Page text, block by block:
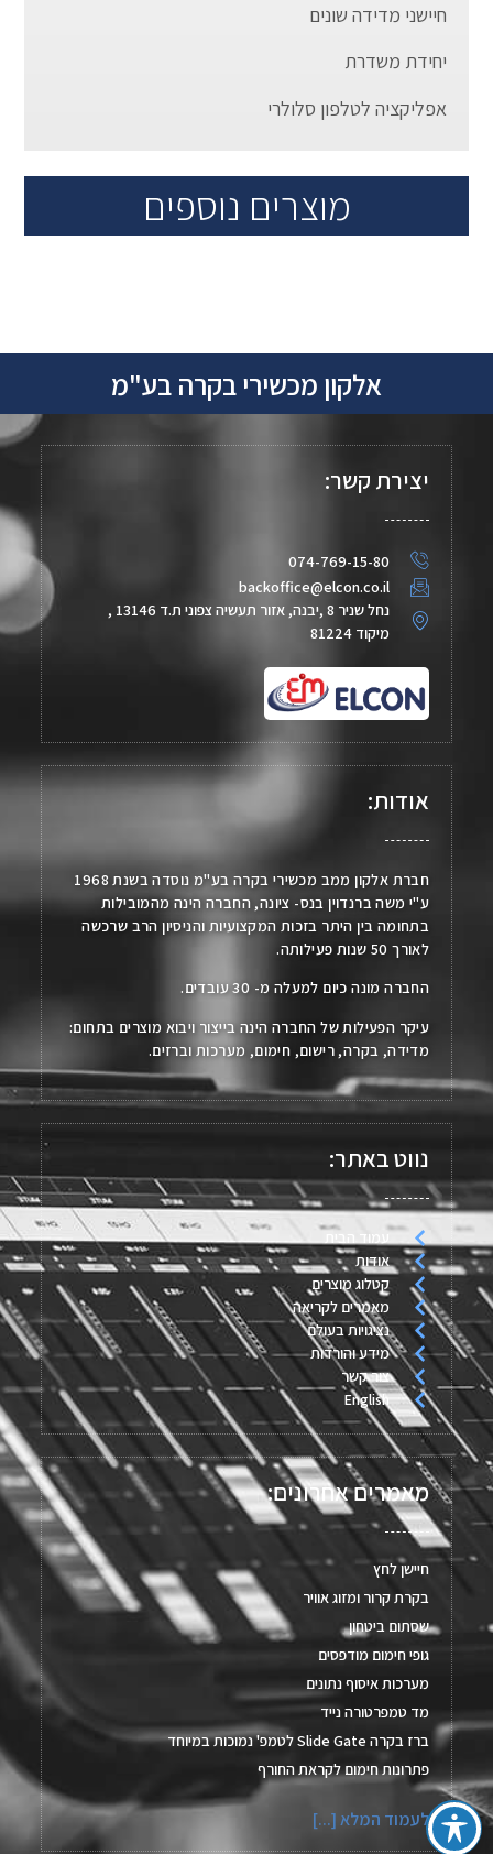
חיישני מדידה שונים
יחידת משדרת
אפליקציה לטלפון סלולרי
מוצרים נוספים
אלקון מכשירי בקרה בע"מ
יצירת קשר:
074-769-15-80
backoffice@elcon.co.il
נחל שניר 8 ,יבנה, אזור תעשיה צפוני ת.ד 13146 ,
מיקוד 81224
אודות:
חברת אלקון ממב מכשירי בקרה בע"מ נוסדה בשנת 1968
ע"י משה ברנדוין בנס- ציונה, החברה הינה מהמובילות
בתחומה בין היתר בזכות המקצועיות והניסיון הרב שרכשה
לאורך 50 שנות פעילותה.
החברה מונה כיום למעלה מ- 30 עובדים.
עיקר הפעילות של החברה הינה בייצור ויבוא מוצרים בתחום:
מדידה, בקרה, רישום, חימום, מערכות וברזים.
נווט באתר:
עמוד הבית
אודות
קטלוג מוצרים
מאמרים לקריאה
נציגויות בעולם
מידע והורדות
צור קשר
English
מאמרים אחרונים:
חיישן לחץ
בקרת קרור ומזוג אוויר
שסתום ביטחון
גופי חימום מודפסים
מערכות איסוף נתונים
מד טמפרטורה נייד
ברז בקרה Slide Gate לטמפ' נמוכות במיוחד
פתרונות חימום לקראת החורף
לעמוד המלא [...]